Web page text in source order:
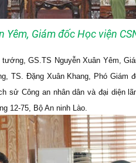
Yêm, Giám đốc Học viện
GS.TS Nguyễn Xuân Yêm,
TS. Đặng Xuân Khang, Phó Giám
sử Công an nhân dân và đại diện
12-75, Bộ An ninh Lào.